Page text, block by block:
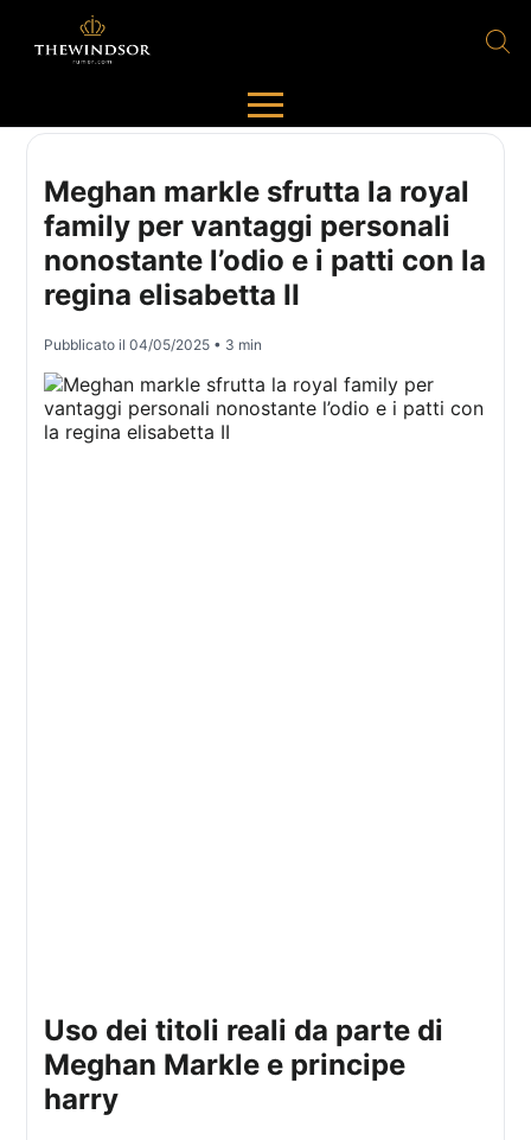
Meghan markle sfrutta la royal
family per vantaggi personali
nonostante l’odio e i patti con la
regina elisabetta II
Pubblicato il04/05/2025 • 3 min
uso dei titoli reali da parte di
Meghan Markle e principe
harry